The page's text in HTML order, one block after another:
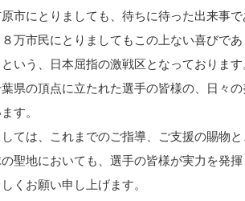
市にとりましても、待ちに待った出来事で
万市民にとりましてもこの上ない喜びであ
いう、日本屈指の激戦区となっております
県の頂点に立たれた選手の皆様の、日々
す。
ては、これまでのご指導、ご支援の賜物
聖地においても、選手の皆様が実力を発揮
くお願い申し上げます。